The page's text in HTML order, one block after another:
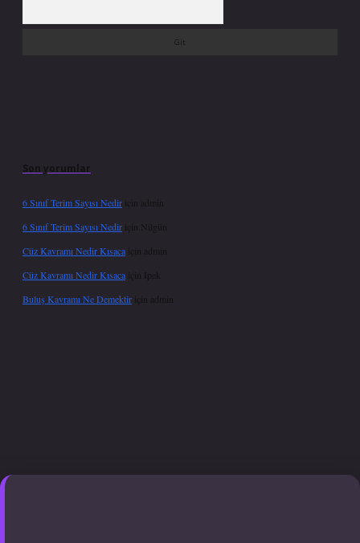
Son yorumlar
6 Sınıf Terim Sayısı Nedir için
admin
6 Sınıf Terim Sayısı Nedir için Nilgün
Cüz Kavramı Nedir Kısaca için
admin
Cüz Kavramı Nedir Kısaca için İpek
Buluş Kavramı Ne Demektir için admin
ilbet.onlineBetexper giriş adresi güncellendibetexper.xyzhiltonbet